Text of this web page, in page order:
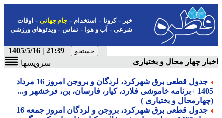
-کرونا-استخدام- جام جهانی-اوقات
شرعی-آب و هوا-تماس-ویدئوهای ورزشی
21:39 | 1405/5/16
چهار محال و بختیاری
سرویسها
جدول قطعی برق شهرکرد، لردگان و بروجن امروز 16 مرداد
1405 +برنامه خاموشی فلارد، کیار، فارسان، بن، فرخشهر و...
و بختیاری )
جدول قطعی برق شهرکرد، بروجن و لردگان امروز جمعه 16